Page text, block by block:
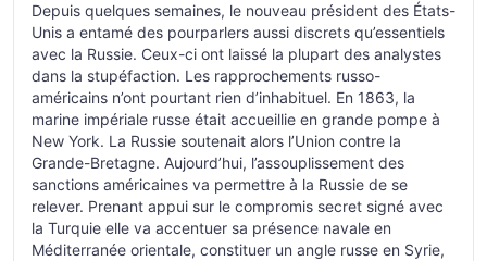
Depuis quelques semaines, le nouveau président des États-
Unis a entamé des pourparlers aussi discrets qu’essentiels
avec la Russie. Ceux-ci ont laissé la plupart des analystes
dans la stupéfaction. Les rapprochements russo-
américains n’ont pourtant rien d’inhabituel. En 1863, la
marine impériale russe était accueillie en grande pompe à
New York. La Russie soutenait alors l’Union contre la
Grande-Bretagne. Aujourd’hui, l’assouplissement des
sanctions américaines va permettre à la Russie de se
relever. Prenant appui sur le compromis secret signé avec
la Turquie elle va accentuer sa présence navale en
Méditerranée orientale, constituer un angle russe en Syrie,